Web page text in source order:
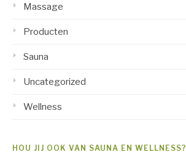
Massage
Producten
Sauna
Uncategorized
Wellness
HOU JIJ OOK VAN SAUNA EN WELLNESS?